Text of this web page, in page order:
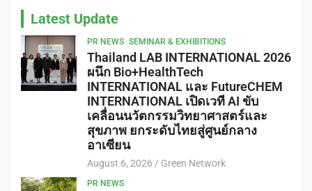
Latest Update
PR NEWS SEMINAR & EXHIBITIONS
Thailand LAB INTERNATIONAL 2026
ผนึก Bio+HealthTech
INTERNATIONAL และ FutureCHEM
INTERNATIONAL เปิดเวที AI ขับ
เคลื่อนนวัตกรรมวิทยาศาสตร์และ
สุขภาพ ยกระดับไทยสู่ศูนย์กลาง
อาเซียน
August 6, 2026 Green Network
PR NEWS